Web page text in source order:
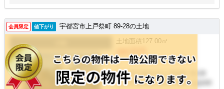
会員限定 値下がり 宇都宮市上戸祭町 89-28の土地
土地面積 127.00㎡
480万円
/ -
栃木県宇都宮市上戸祭町 89-28
東武宇都宮線 東武宇都宮 徒歩60